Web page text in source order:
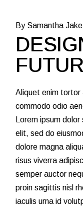
By Samantha Jake
Aliquet enim tortor
commodo odio
Lorem ipsum
elit, sed do
dolore magna
risus viverra
semper auctor
proin sagittis nisl
iaculis urna id